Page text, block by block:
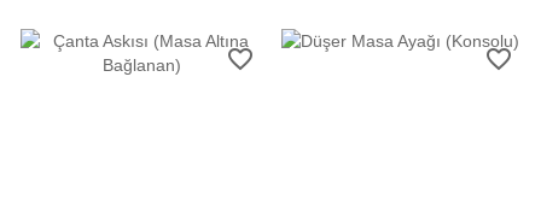
favorite_border favorite_border